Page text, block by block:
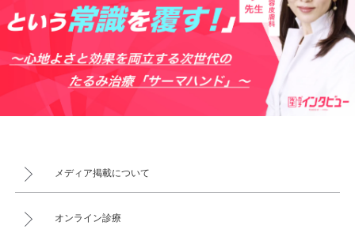
メディア掲載について
オンライン診療